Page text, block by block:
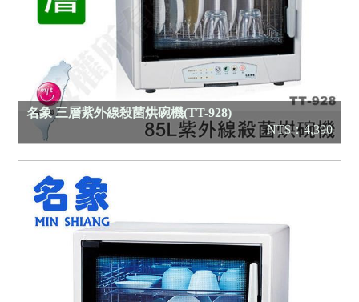
名象 三層紫外線殺菌烘碗機(TT-928)
NT$：4,390